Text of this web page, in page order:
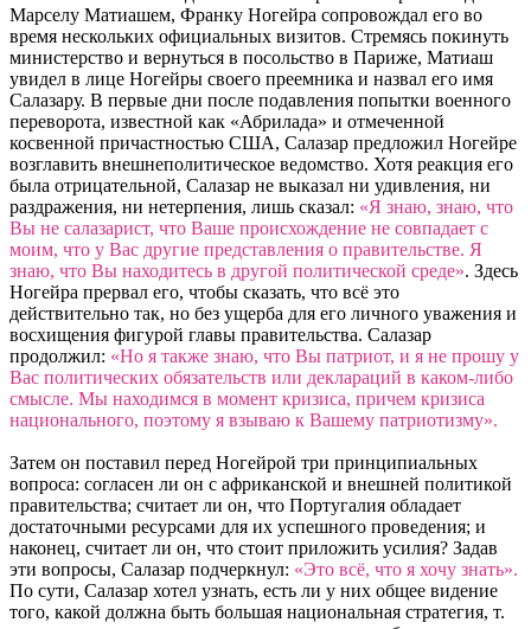
Марселу Матиашем, Франку Ногейра сопровождал его во
время нескольких официальных визитов. Стремясь покинуть
министерство и вернуться в посольство в Париже, Матиаш
увидел в лице Ногейры своего преемника и назвал его имя
Салазару. В первые дни после подавления попытки военного
переворота, известной как «Абрилада» и отмеченной
косвенной причастностью США, Салазар предложил Ногейре
возглавить внешнеполитическое ведомство. Хотя реакция его
была отрицательной, Салазар не выказал ни удивления, ни
раздражения, ни нетерпения, лишь сказал: «Я знаю, знаю, что
Вы не салазарист, что Ваше происхождение не совпадает с
моим, что у Вас другие представления о правительстве. Я
знаю, что Вы находитесь в другой политической среде». Здесь
Ногейра прервал его, чтобы сказать, что всё это
действительно так, но без ущерба для его личного уважения и
восхищения фигурой главы правительства. Салазар
продолжил: «Но я также знаю, что Вы патриот, и я не прошу у
Вас политических обязательств или деклараций в каком-либо
смысле. Мы находимся в момент кризиса, причем кризиса
национального, поэтому я взываю к Вашему патриотизму».
Затем он поставил перед Ногейрой три принципиальных
вопроса: согласен ли он с африканской и внешней политикой
правительства; считает ли он, что Португалия обладает
достаточными ресурсами для их успешного проведения; и
наконец, считает ли он, что стоит приложить усилия? Задав
эти вопросы, Салазар подчеркнул: «Это всё, что я хочу знать».
По сути, Салазар хотел узнать, есть ли у них общее видение
того, какой должна быть большая национальная стратегия, т.